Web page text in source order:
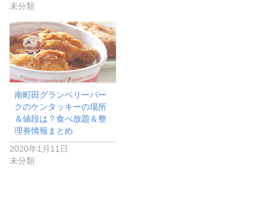
未分類
南町田グランベリーパー
クのケンタッキーの場所
＆値段は？食べ放題＆整
理券情報まとめ
2020年1月11日
未分類